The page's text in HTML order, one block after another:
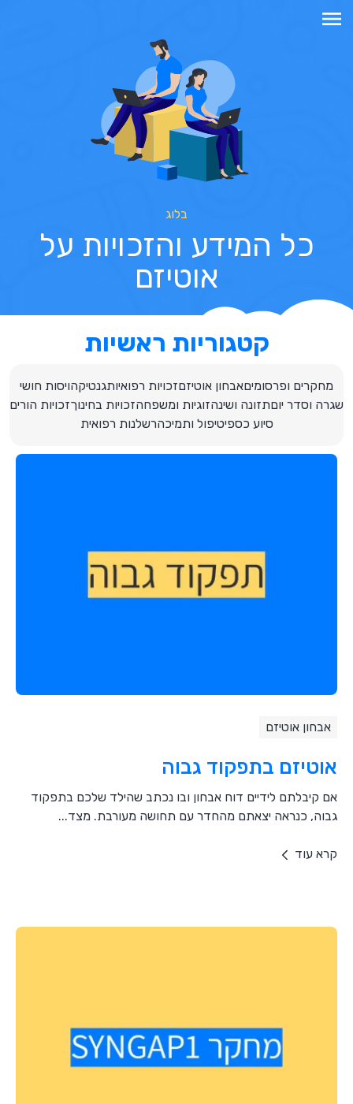
בלוג
כל המידע והזכויות על
אוטיזם
קטגוריות ראשיות
מחקרים ופרסומיםאבחון אוטיזםזכויות רפואיותגנטיקהויסות חושי
שגרה וסדר יוםתזונה ושינהזוגיות ומשפחהזכויות בחינוךזכויות הורים
סיוע כספיטיפול ותמיכהרשלנות רפואית
אבחון אוטיזם
אוטיזם בתפקוד גבוה
אם קיבלתם לידיים דוח אבחון ובו נכתב שהילד שלכם בתפקוד
גבוה, כנראה יצאתם מהחדר עם תחושה מעורבת. מצד...
קרא עוד